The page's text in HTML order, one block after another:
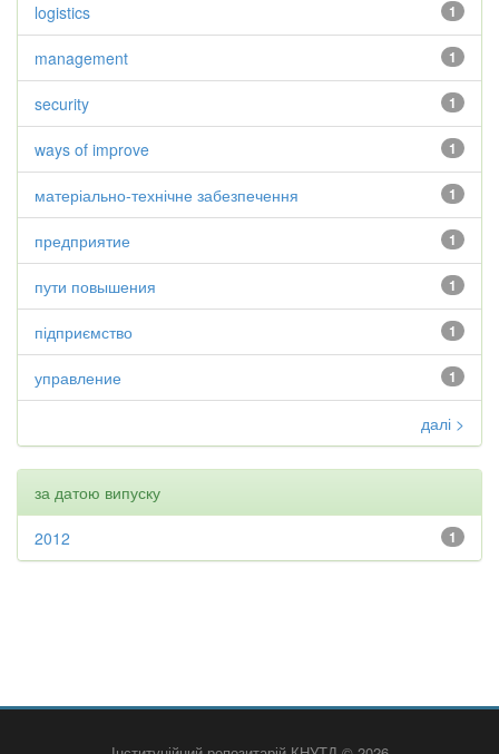
1
logistics
1
management
1
security
1
ways of improve
1
матеріально-технічне забезпечення
1
предприятие
1
пути повышения
1
підприємство
1
управление
далі >
за датою випуску
1
2012